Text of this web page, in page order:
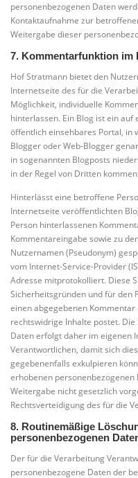
personenbezogenen Daten
Kontaktaufnahme zur
Weitergabe dieser
7. Kommentarfunktion im
Hof Stratmann bietet den
Internetseite des für die
Möglichkeit, individuelle
hinterlassen. Ein Blog ist ein
öffentlich einsehbares Portal, in
Blogger oder Web-Blogger
in sogenannten Blogposts
in der Regel von Dritten
Hinterlässt eine betroffene
Internetseite veröffentlichten
Person hinterlassenen
Kommentareingabe sowie zu
Nutzernamen (Pseudonym)
vom Internet-Service-Provider
Adresse mitprotokolliert. Diese
Sicherheitsgründen und für den
einen abgegebenen
rechtswidrige Inhalte postet.
Daten erfolgt daher im eigenen
Verantwortlichen, damit sich
gegebenenfalls exkulpieren
erhobenen
Weitergabe nicht gesetzlich
Rechtsverteidigung des für die
8. Routinemäßige
personenbezogenen
Der für die Verarbeitung
personenbezogene Daten der